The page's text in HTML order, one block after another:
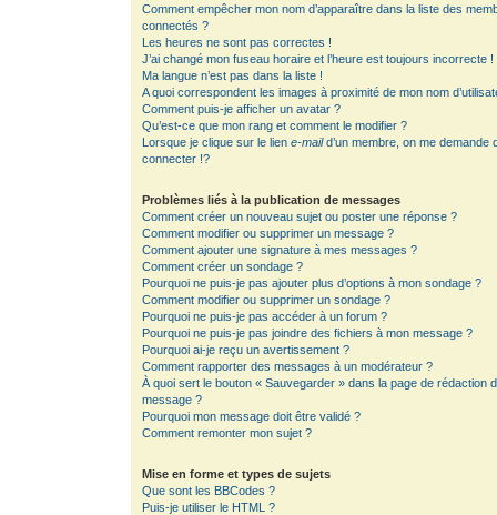
Comment empêcher mon nom d’apparaître dans la liste des
connectés ?
Les heures ne sont pas correctes !
J’ai changé mon fuseau horaire et l’heure est toujours incorrecte !
Ma langue n’est pas dans la liste !
A quoi correspondent les images à proximité de mon nom
Comment puis-je afficher un avatar ?
Qu’est-ce que mon rang et comment le modifier ?
Lorsque je clique sur le lien e-maild’un membre, on me demande
connecter !?
Problèmes liés à la publication de messages
Comment créer un nouveau sujet ou poster une réponse ?
Comment modifier ou supprimer un message ?
Comment ajouter une signature à mes messages ?
Comment créer un sondage ?
Pourquoi ne puis-je pas ajouter plus d’options à mon sondage ?
Comment modifier ou supprimer un sondage ?
Pourquoi ne puis-je pas accéder à un forum ?
Pourquoi ne puis-je pas joindre des fichiers à mon message ?
Pourquoi ai-je reçu un avertissement ?
Comment rapporter des messages à un modérateur ?
À quoi sert le bouton « Sauvegarder » dans la page de rédaction
message ?
Pourquoi mon message doit être validé ?
Comment remonter mon sujet ?
Mise en forme et types de sujets
Que sont les BBCodes ?
Puis-je utiliser le HTML ?